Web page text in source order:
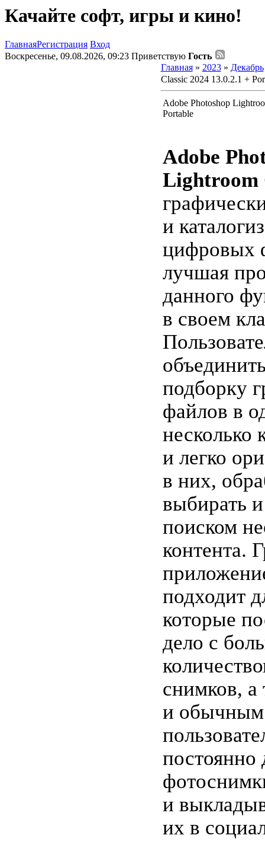
Качайте софт, игры и кино!
ГлавнаяРегистрация Вход
Воскресенье, 09.08.2026, 09:23 Приветствую Гость
Главная» 2023 » Декабрь
Classic 2024 13.0.2.1 +
Adobe Photoshop
Portable
Adobe
Lightroom
и
цифровых
лучшая
данного
в своем
подборку
файлов в
несколько
и легко
в них,
выбирать
поиском
контента.
подходит
которые
дело с
снимков, а
и обычным
постоянно
и
их в